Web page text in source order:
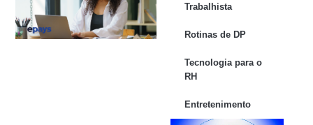
Trabalhista
Rotinas de DP
Tecnologia para o
RH
Entretenimento